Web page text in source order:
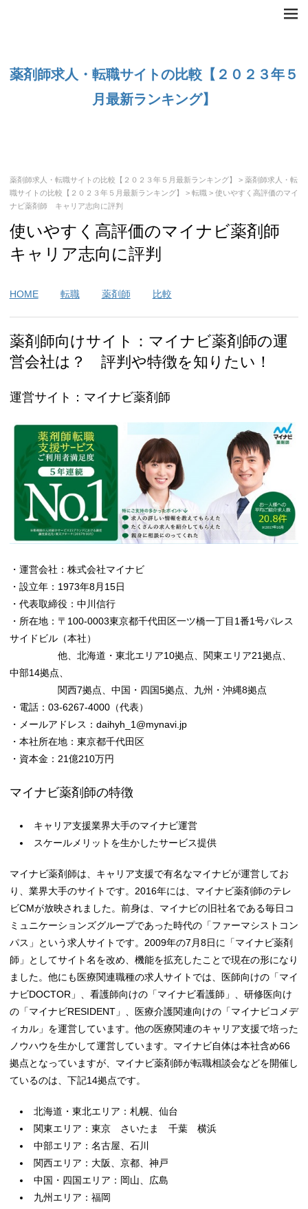
薬剤師求人・転職サイトの比較【２０２３年５
月最新ランキング】
薬剤師求人・転職サイトの比較【２０２３年５月最新ランキング】 > 薬剤師求人・転
職サイトの比較【２０２３年５月最新ランキング】
> 転職 > 使いやすく高評価のマイ
ナビ薬剤師 キャリア志向に評判
使いやすく高評価のマイナビ薬剤師
キャリア志向に評判
HOME 転職 薬剤師 比較
薬剤師向けサイト：マイナビ薬剤師の運
営会社は？ 評判や特徴を知りたい！
運営サイト：マイナビ薬剤師
・運営会社：株式会社マイナビ
・設立年：1973年8月15日
・代表取締役：中川信行
・所在地：〒100-0003東京都千代田区一ツ橋一丁目1番1号パレス
サイドビル（本社）
他、北海道・東北エリア10拠点、関東エリア21拠点、
中部14拠点、
関西7拠点、中国・四国5拠点、九州・沖縄8拠点
・電話：03-6267-4000（代表）
・メールアドレス：daihyh_1@mynavi.jp
・本社所在地：東京都千代田区
・資本金：21億210万円
マイナビ薬剤師の特徴
キャリア支援業界大手のマイナビ運営
スケールメリットを生かしたサービス提供
マイナビ薬剤師は、キャリア支援で有名なマイナビが運営してお
り、業界大手のサイトです。2016年には、マイナビ薬剤師のテレ
ビCMが放映されました。前身は、マイナビの旧社名である毎日コ
ミュニケーションズグループであった時代の「ファーマシストコン
パス」という求人サイトです。2009年の7月8日に「マイナビ薬剤
師」としてサイト名を改め、機能を拡充したことで現在の形になり
ました。他にも医療関連職種の求人サイトでは、医師向けの「マイ
ナビDOCTOR」、看護師向けの「マイナビ看護師」、研修医向け
の「マイナビRESIDENT」、医療介護関連向けの「マイナビコメデ
ィカル」を運営しています。他の医療関連のキャリア支援で培った
ノウハウを生かして運営しています。マイナビ自体は本社含め66
拠点となっていますが、マイナビ薬剤師が転職相談会などを開催し
ているのは、下記14拠点です。
北海道・東北エリア：札幌、仙台
関東エリア：東京 さいたま 千葉 横浜
中部エリア：名古屋、石川
関西エリア：大阪、京都、神戸
中国・四国エリア：岡山、広島
九州エリア：福岡